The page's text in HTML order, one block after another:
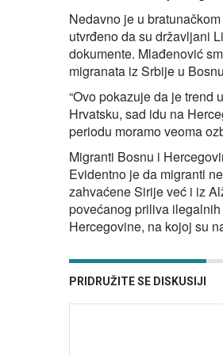
Nedavno je u
utvrđeno da su državljani
dokumente. Mlađenović
migranata iz Srbije u
“Ovo pokazuje da je trend
Hrvatsku, sad idu na
periodu moramo veoma
Migranti Bosnu i
Evidentno je da migranti
zahvaćene Sirije već i iz
povećanog priliva
Hercegovine, na kojoj su
PRIDRUŽITE SE DISKUSIJI